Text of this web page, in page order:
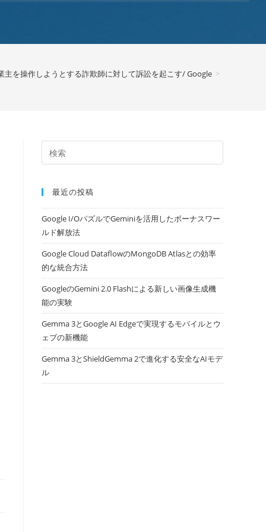
主を操作しようとする詐欺師に対して訴訟を起こす/ Google >
最近の投稿
Google I/OパズルでGeminiを活用したボーナスワー
ルド解放法
Google Cloud DataflowのMongoDB Atlasとの効率
的な統合方法
GoogleのGemini 2.0 Flashによる新しい画像生成機
能の実験
Gemma 3とGoogle AI Edgeで実現するモバイルとウ
ェブの新機能
Gemma 3とShieldGemma 2で進化する安全なAIモデ
ル